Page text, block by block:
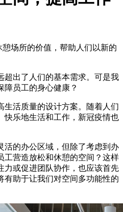
憩场所的价值，帮助人们以新的
超出了人们的基本需求。可是我
障员工的身心健康？
生活质量的设计方案。随着人们
快乐地生活和工作，新冠疫情也
活的办公区域，但除了考虑到办
工营造放松和休憩的空间？这样
力或促进团队协作，也应该首先
有助于让我们对空间多功能性的